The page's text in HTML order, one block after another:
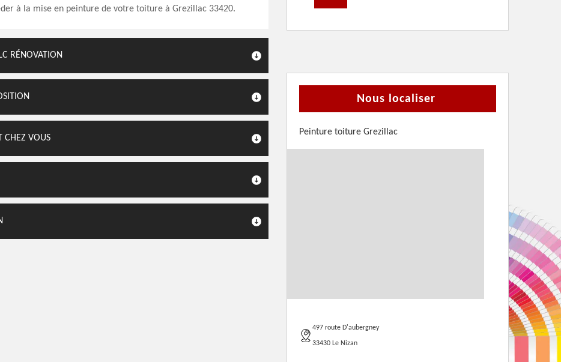
à la mise en peinture de votre toiture à Grezillac 33420.
RÉNOVATION
CHEZ VOUS
Nous localiser
Peinture toiture Grezillac
497 route D'aubergney
33430 Le Nizan